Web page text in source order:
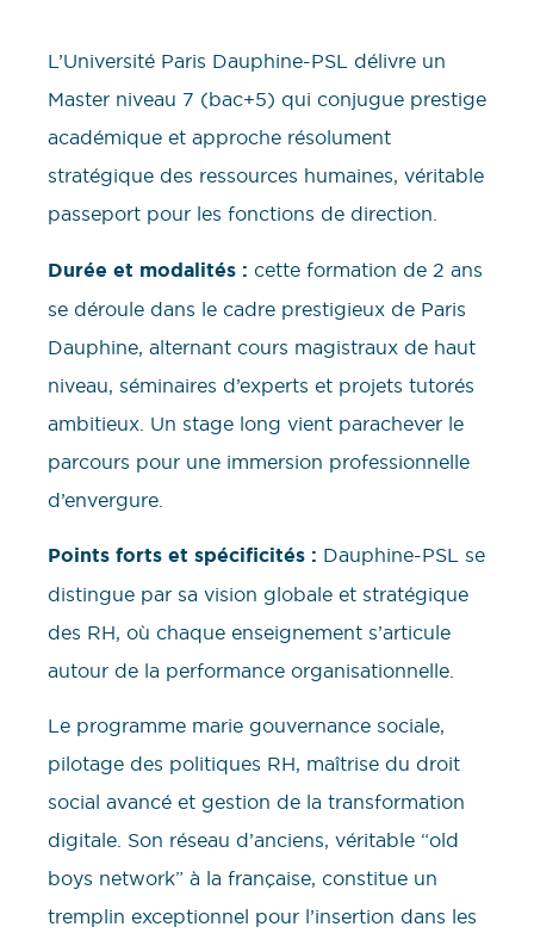
L’Université Paris Dauphine-PSL délivre un
Master niveau 7 (bac+5) qui conjugue prestige
académique et approche résolument
stratégique des ressources humaines, véritable
passeport pour les fonctions de direction.
Durée et modalités : cette formation de 2 ans
se déroule dans le cadre prestigieux de Paris
Dauphine, alternant cours magistraux de haut
niveau, séminaires d’experts et projets tutorés
ambitieux. Un stage long vient parachever le
parcours pour une immersion professionnelle
d’envergure.
Points forts et spécificités : Dauphine-PSL se
distingue par sa vision globale et stratégique
des RH, où chaque enseignement s’articule
autour de la performance organisationnelle.
Le programme marie gouvernance sociale,
pilotage des politiques RH, maîtrise du droit
social avancé et gestion de la transformation
digitale. Son réseau d’anciens, véritable “old
boys network” à la française, constitue un
tremplin exceptionnel pour l’insertion dans les